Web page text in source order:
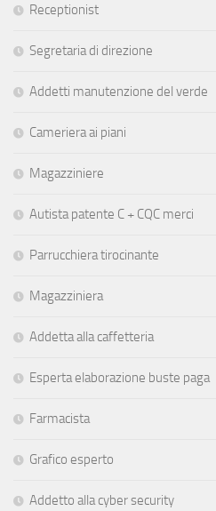
Receptionist
Segretaria di direzione
Addetti manutenzione del verde
Cameriera ai piani
Magazziniere
Autista patente C + CQC merci
Parrucchiera tirocinante
Magazziniera
Addetta alla caffetteria
Esperta elaborazione buste paga
Farmacista
Grafico esperto
Addetto alla cyber security